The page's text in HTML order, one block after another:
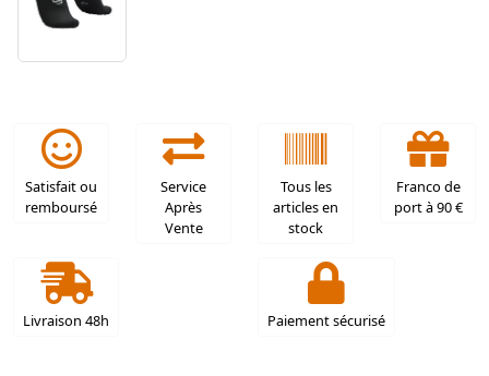
Satisfait ou
remboursé
Service
Après
Vente
Tous les
articles en
stock
Franco de
port à 90 €
Livraison 48h Paiement sécurisé